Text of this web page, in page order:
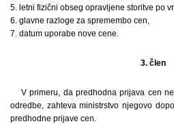
5. letni fizični obseg opravljene storitve po
6. glavne razloge za spremembo cen,
7. datum uporabe nove cene.
3. člen
V primeru, da predhodna prijava cen
odredbe, zahteva ministrstvo njegovo
predhodne prijave cen.